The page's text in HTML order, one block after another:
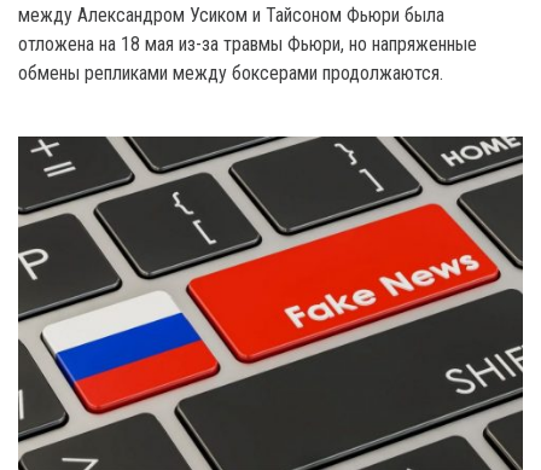
между Александром Усиком и Тайсоном Фьюри была
отложена на 18 мая из-за травмы Фьюри, но напряженные
обмены репликами между боксерами продолжаются.